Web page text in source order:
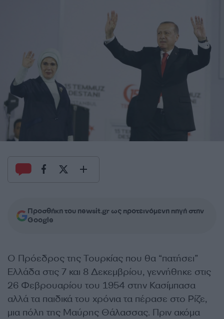
Προσθήκη του newsit.gr ως προτεινόμενη πηγή στην
Google
Ο Πρόεδρος της Τουρκίας που θα “πατήσει”
Ελλάδα στις 7 και 8 Δεκεμβρίου, γεννήθηκε στις
26 Φεβρουαρίου του 1954 στην Κασίμπασα
αλλά τα παιδικά του χρόνια τα πέρασε στο Ρίζε,
μια πόλη της Μαύρης Θάλασσας. Πριν ακόμα